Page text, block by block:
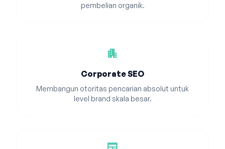
pembelian organik.
apartment
Corporate SEO
Membangun otoritas pencarian absolut untuk
level brand skala besar.